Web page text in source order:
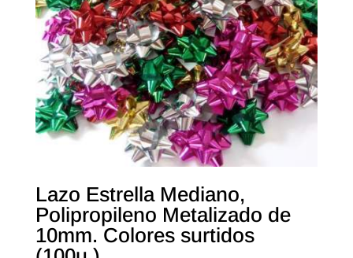
Lazo Estrella Mediano,
Polipropileno Metalizado de
10mm. Colores surtidos